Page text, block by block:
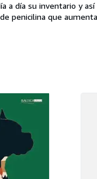
inventario y así